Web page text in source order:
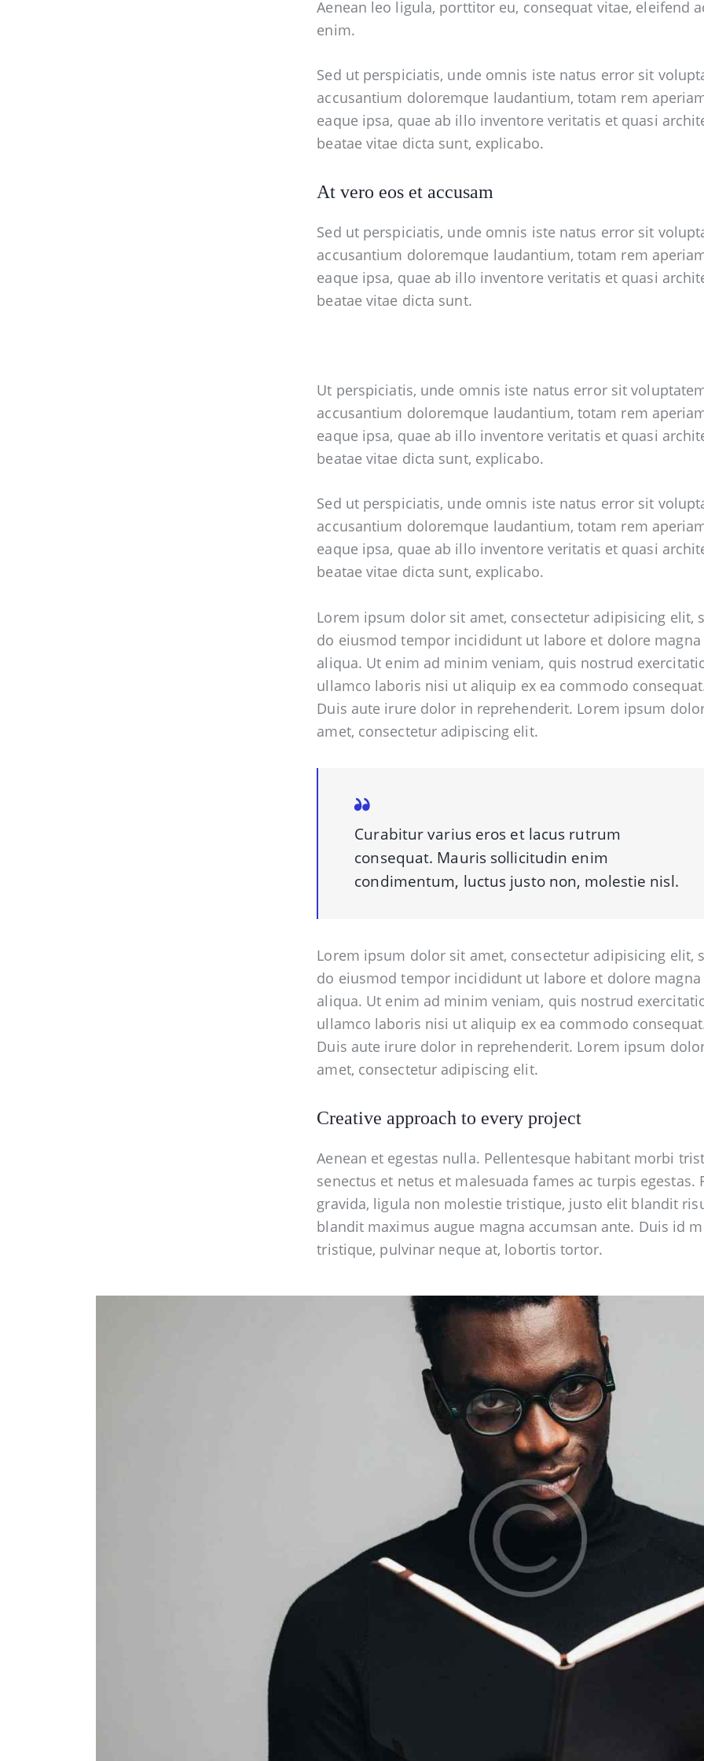
Aenean leo ligula, porttitor eu, consequat vitae, eleifend
enim.
Sed ut perspiciatis, unde omnis iste natus error sit
accusantium doloremque laudantium, totam rem
eaque ipsa, quae ab illo inventore veritatis et quasi
beatae vitae dicta sunt, explicabo.
At vero eos et accusam
Sed ut perspiciatis, unde omnis iste natus error sit
accusantium doloremque laudantium, totam rem
eaque ipsa, quae ab illo inventore veritatis et quasi
beatae vitae dicta sunt.
Ut perspiciatis, unde omnis iste natus error sit
accusantium doloremque laudantium, totam rem
eaque ipsa, quae ab illo inventore veritatis et quasi
beatae vitae dicta sunt, explicabo.
Sed ut perspiciatis, unde omnis iste natus error sit
accusantium doloremque laudantium, totam rem
eaque ipsa, quae ab illo inventore veritatis et quasi
beatae vitae dicta sunt, explicabo.
Lorem ipsum dolor sit amet, consectetur adipisicing elit,
do eiusmod tempor incididunt ut labore et dolore magna
aliqua. Ut enim ad minim veniam, quis nostrud
ullamco laboris nisi ut aliquip ex ea commodo
Duis aute irure dolor in reprehenderit. Lorem ipsum
amet, consectetur adipiscing elit.
Curabitur varius eros et lacus rutrum
consequat. Mauris sollicitudin enim
condimentum, luctus justo non, molestie nisl.
Lorem ipsum dolor sit amet, consectetur adipisicing elit,
do eiusmod tempor incididunt ut labore et dolore magna
aliqua. Ut enim ad minim veniam, quis nostrud
ullamco laboris nisi ut aliquip ex ea commodo
Duis aute irure dolor in reprehenderit. Lorem ipsum
amet, consectetur adipiscing elit.
Creative approach to every project
Aenean et egestas nulla. Pellentesque habitant morbi
senectus et netus et malesuada fames ac turpis egestas.
gravida, ligula non molestie tristique, justo elit blandit
blandit maximus augue magna accumsan ante. Duis id
tristique, pulvinar neque at, lobortis tortor.